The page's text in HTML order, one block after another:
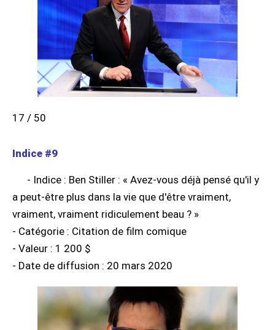
17 / 50
Indice #9
- Indice : Ben Stiller : « Avez-vous déjà pensé qu'il y
a peut-être plus dans la vie que d'être vraiment,
vraiment, vraiment ridiculement beau ? »
- Catégorie : Citation de film comique
- Valeur : 1 200 $
- Date de diffusion : 20 mars 2020